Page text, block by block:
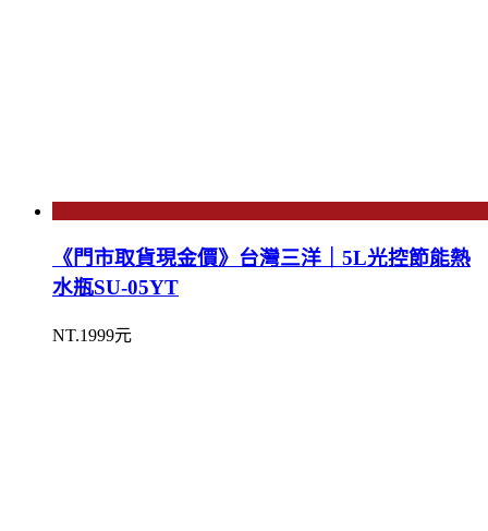
《門市取貨現金價》台灣三洋｜5L光控節能熱
水瓶SU-05YT
NT.1999元